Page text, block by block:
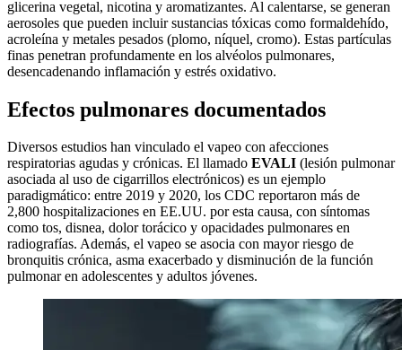
glicerina vegetal, nicotina y aromatizantes. Al calentarse, se generan
aerosoles que pueden incluir sustancias tóxicas como formaldehído,
acroleína y metales pesados (plomo, níquel, cromo). Estas partículas
finas penetran profundamente en los alvéolos pulmonares,
desencadenando inflamación y estrés oxidativo.
Efectos pulmonares documentados
Diversos estudios han vinculado el vapeo con afecciones
respiratorias agudas y crónicas. El llamado EVALI (lesión pulmonar
asociada al uso de cigarrillos electrónicos) es un ejemplo
paradigmático: entre 2019 y 2020, los CDC reportaron más de
2,800 hospitalizaciones en EE.UU. por esta causa, con síntomas
como tos, disnea, dolor torácico y opacidades pulmonares en
radiografías. Además, el vapeo se asocia con mayor riesgo de
bronquitis crónica, asma exacerbado y disminución de la función
pulmonar en adolescentes y adultos jóvenes.